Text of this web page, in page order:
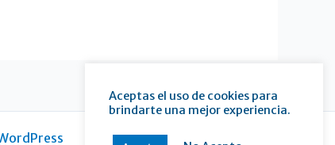
Aceptas el uso de cookies para
brindarte una mejor experiencia.